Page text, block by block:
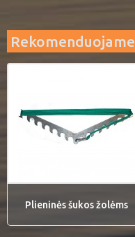
Rekomenduojame
Plieninės šukos žolėms